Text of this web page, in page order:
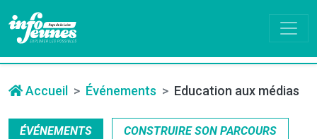
Accueil Événements Education aux médias
ÉVÉNEMENTS CONSTRUIRE SON PARCOURS